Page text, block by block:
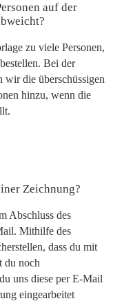
auf der
zu viele Personen,
Bei der
wir die überschüssigen
hinzu, wenn die
Zeichnung?
Abschluss des
Mithilfe des
dass du mit
du noch
uns diese per E-Mail
eingearbeitet